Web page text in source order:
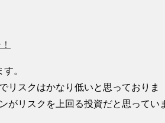
。
リスクはかなり低いと思っておりま
がリスクを上回る投資だと思ってい